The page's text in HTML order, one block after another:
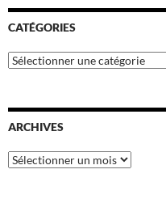
CATÉGORIES
Catégories
ARCHIVES
Archives